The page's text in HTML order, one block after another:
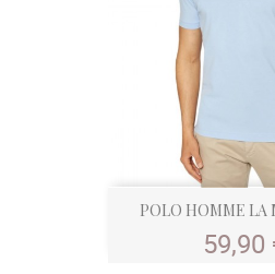
POLO HOMME LA
Prix
59,90